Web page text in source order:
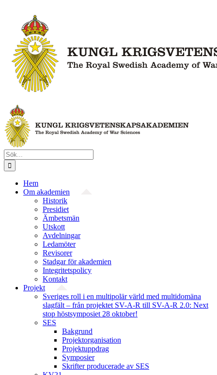
innehållet
Sök
efter:
Hem
Om akademien
Historik
Presidiet
Ämbetsmän
Utskott
Avdelningar
Ledamöter
Revisorer
Stadgar för akademien
Integritetspolicy
Kontakt
Projekt
Sveriges roll i en multipolär värld med multidomäna
slagfält – från projektet SV-A-R till SV-A-R 2.0: Next
stop höstsymposiet 28 oktober!
SES
Bakgrund
Projekt­organisation
Projektuppdrag
Symposier
Skrifter producerade av SES